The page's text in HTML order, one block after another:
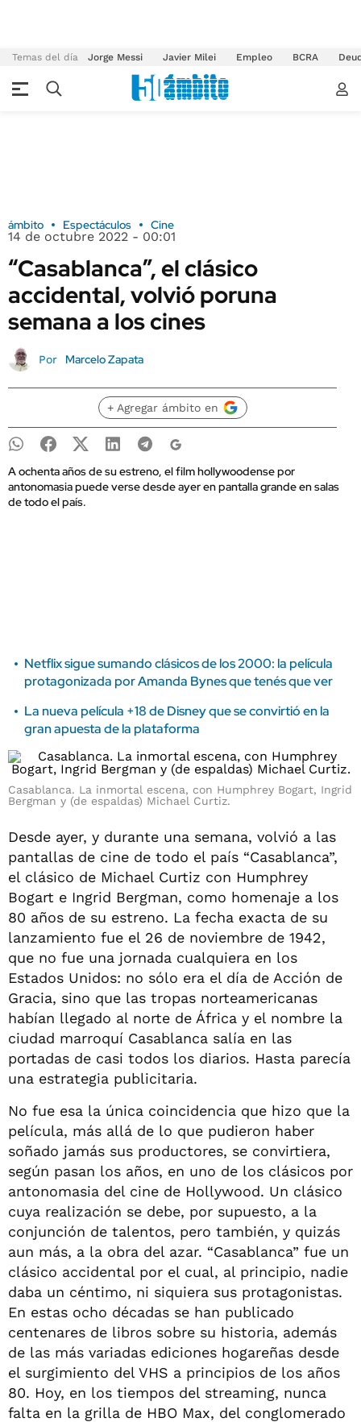
Temas del día Jorge Messi Javier Milei Empleo BCRA
ámbito Espectáculos Cine
14 de octubre 2022 - 00:01
“Casablanca”, el clásico
accidental, volvió poruna
semana a los cines
Por Marcelo Zapata
+ Agregar ámbito en
A ochenta años de su estreno, el film hollywoodense por
antonomasia puede verse desde ayer en pantalla grande en salas
de todo el país.
Netflix sigue sumando clásicos de los 2000: la película
protagonizada por Amanda Bynes que tenés que ver
La nueva película +18 de Disney que se convirtió en la
gran apuesta de la plataforma
Casablanca. La inmortal escena, con Humphrey Bogart, Ingrid
Bergman y (de espaldas) Michael Curtiz.
Desde ayer, y durante una semana, volvió a las
pantallas de cine de todo el país “Casablanca”,
el clásico de Michael Curtiz con Humphrey
Bogart e Ingrid Bergman, como homenaje a los
80 años de su estreno. La fecha exacta de su
lanzamiento fue el 26 de noviembre de 1942,
que no fue una jornada cualquiera en los
Estados Unidos: no sólo era el día de Acción de
Gracia, sino que las tropas norteamericanas
habían llegado al norte de África y el nombre la
ciudad marroquí Casablanca salía en las
portadas de casi todos los diarios. Hasta parecía
una estrategia publicitaria.
No fue esa la única coincidencia que hizo que la
película, más allá de lo que pudieron haber
soñado jamás sus productores, se convirtiera,
según pasan los años, en uno de los clásicos por
antonomasia del cine de Hollywood. Un clásico
cuya realización se debe, por supuesto, a la
conjunción de talentos, pero también, y quizás
aun más, a la obra del azar. “Casablanca” fue un
clásico accidental por el cual, al principio, nadie
daba un céntimo, ni siquiera sus protagonistas.
En estas ocho décadas se han publicado
centenares de libros sobre su historia, además
de las más variadas ediciones hogareñas desde
el surgimiento del VHS a principios de los años
80. Hoy, en los tiempos del streaming, nunca
falta en la grilla de HBO Max, del conglomerado